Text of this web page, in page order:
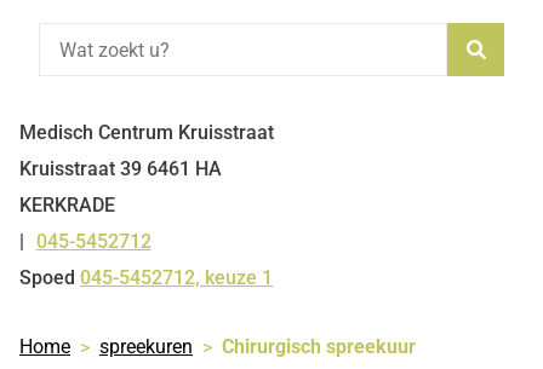
Medisch Centrum Kruisstraat
Kruisstraat 39 6461 HA
KERKRADE
Tel:
045-5452712
Spoed 045-5452712, keuze 1
Home spreekuren Chirurgisch spreekuur